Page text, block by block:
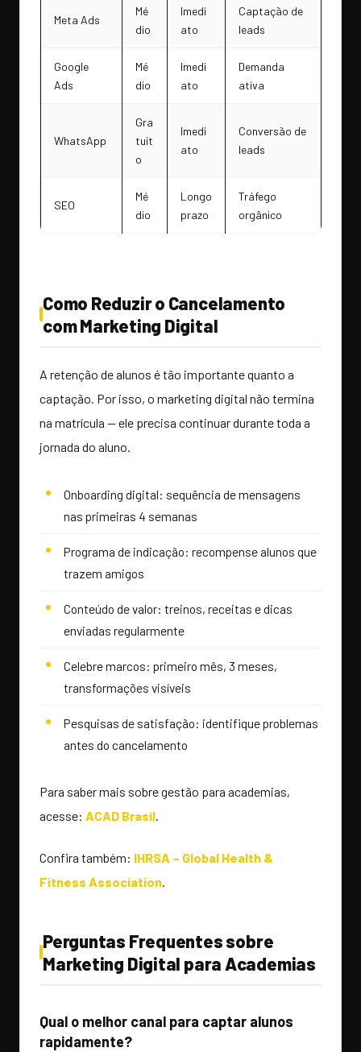
Meta Ads
Mé
dio
Imedi
ato
Captação de
leads
Google
Ads
Mé
dio
Imedi
ato
Demanda
ativa
WhatsApp
Gra
tuit
o
Imedi
ato
Conversão de
leads
SEO
Mé
dio
Longo
prazo
Tráfego
orgânico
Como Reduzir o Cancelamento
com Marketing Digital
A retenção de alunos é tão importante quanto a
captação. Por isso, o marketing digital não termina
na matrícula — ele precisa continuar durante toda a
jornada do aluno.
Onboarding digital: sequência de mensagens
nas primeiras 4 semanas
Programa de indicação: recompense alunos que
trazem amigos
Conteúdo de valor: treinos, receitas e dicas
enviadas regularmente
Celebre marcos: primeiro mês, 3 meses,
transformações visíveis
Pesquisas de satisfação: identifique problemas
antes do cancelamento
Para saber mais sobre gestão para academias,
acesse: ACAD Brasil.
Confira também: IHRSA – Global Health &
Fitness Association.
Perguntas Frequentes sobre
Marketing Digital para Academias
Qual o melhor canal para captar alunos
rapidamente?